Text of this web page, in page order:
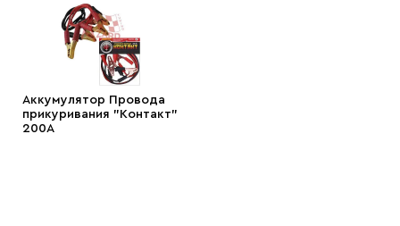
Аккумулятор Провода
прикуривания "Контакт"
200А